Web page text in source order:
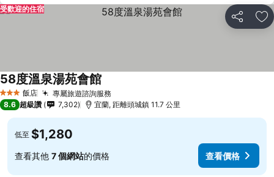
分享 加
受歡迎的住宿
3 星級 飯店 專屬旅遊諮詢服務
58度溫泉湯苑會館
8.6 超級讚 7,302 宜蘭, 距離頭城鎮 11.7 公里
低至 $1,280
查看其他 7 個網站的價格 查看價格